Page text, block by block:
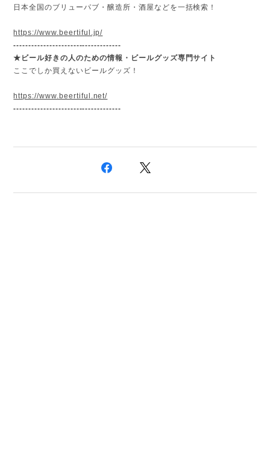
日本全国のブリューパブ・醸造所・酒屋などを一括検索！
https://www.beertiful.jp/
------------------------------------
★ ビール好きの人のための情報・ビールグッズ専門サイト
ここでしか買えないビールグッズ！
https://www.beertiful.net/
------------------------------------